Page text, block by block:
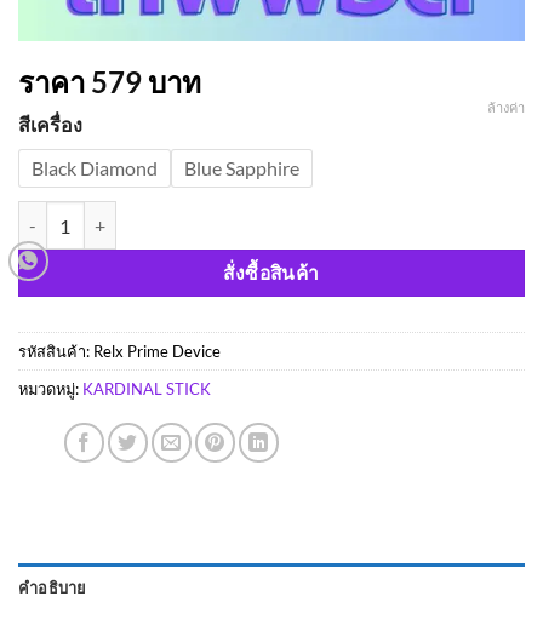
ราคา 579 บาท
สีเครื่อง
Black Diamond
Blue Sapphire
ล้างค่า
สั่งซื้อสินค้า
รหัสสินค้า: Relx Prime Device
หมวดหมู่: KARDINAL STICK
คำอธิบาย